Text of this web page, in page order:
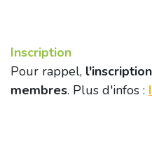
Inscription
Pour rappel,
membres. Plus d'infos :